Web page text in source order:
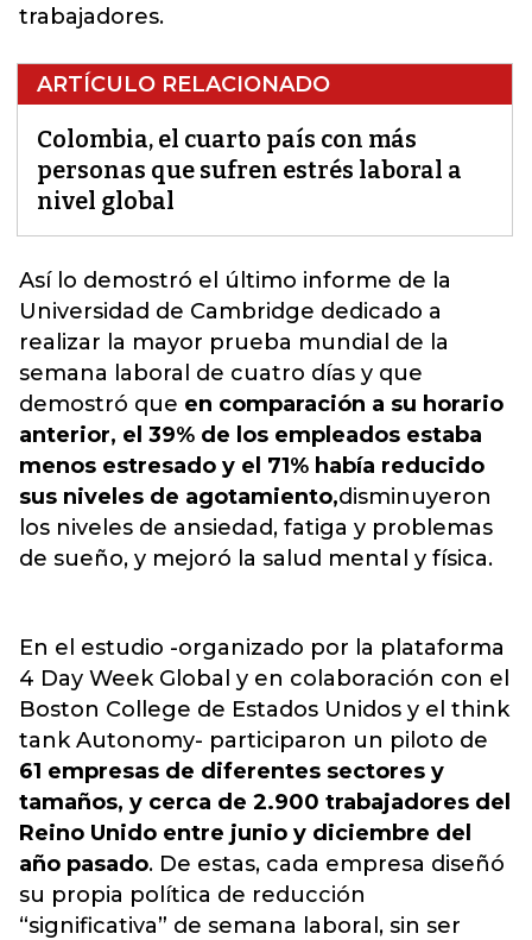
trabajadores.
ARTÍCULO RELACIONADO
Colombia, el cuarto país con más
personas que sufren estrés laboral a
nivel global
Así lo demostró el último informe de la
Universidad de Cambridge dedicado a
realizar la mayor prueba mundial de la
semana laboral de cuatro días y que
demostró que en comparación a su horario
anterior, el 39% de los empleados estaba
menos estresado y el 71% había reducido
sus niveles de agotamiento,disminuyeron
los niveles de ansiedad, fatiga y problemas
de sueño, y mejoró la salud mental y física.
En el estudio -organizado por la plataforma
4 Day Week Global y en colaboración con el
Boston College de Estados Unidos y el think
tank Autonomy- participaron un piloto de
61 empresas de diferentes sectores y
tamaños, y cerca de 2.900 trabajadores del
Reino Unido entre junio y diciembre del
año pasado. De estas, cada empresa diseñó
su propia política de reducción
“significativa” de semana laboral, sin ser